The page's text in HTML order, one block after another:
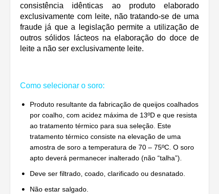
consistência idênticas ao produto elaborado
exclusivamente com leite, não tratando-se de uma
fraude já que a legislação permite a utilização de
outros sólidos lácteos na elaboração do doce de
leite a não ser exclusivamente leite.
Como selecionar o soro:
Produto resultante da fabricação de queijos coalhados
por coalho, com acidez máxima de 13ºD e que resista
ao tratamento térmico para sua seleção. Este
tratamento térmico consiste na elevação de uma
amostra de soro a temperatura de 70 – 75ºC. O soro
apto deverá permanecer inalterado (não “talha”).
Deve ser filtrado, coado, clarificado ou desnatado.
Não estar salgado.